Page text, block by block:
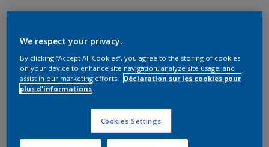
We respect your privacy.
By clicking “Accept All Cookies”, you agree to the storing of cookies
on your device to enhance site navigation, analyze site usage, and
assist in our marketing efforts.
Déclaration sur les cookies pour
plus d'informations
Cookies Settings